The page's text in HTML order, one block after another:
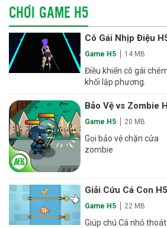
CHƠI GAME H5
Cô Gái Nhịp Điệu
Game H5 14 MB
Điều khiển cô gái
khối lập phương.
Bảo Vệ vs Zombie
Game H5 20 MB
Gọi bảo vệ chặn cửa
zombie
Giải Cứu Cá Con H5
Game H5 22 MB
Giúp chú Cá nhỏ